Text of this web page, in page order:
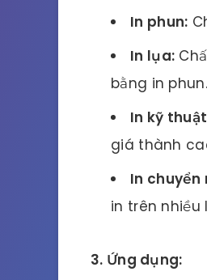
In phun:
In lụa:
bằng in phun.
In kỹ
giá thành
In chuyển
in trên nhiều
3. Ứng dụng: